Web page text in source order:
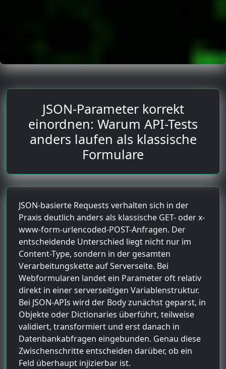
JSON-Parameter korrekt
einordnen: Warum API-Tests
anders laufen als klassische
Formulare
JSON-basierte Requests verhalten sich in der
Praxis deutlich anders als klassische GET- oder x-
www-form-urlencoded-POST-Anfragen. Der
entscheidende Unterschied liegt nicht nur im
Content-Type, sondern in der gesamten
Verarbeitungskette auf Serverseite. Bei
Webformularen landet ein Parameter oft relativ
direkt in einer serverseitigen Variablenstruktur.
Bei JSON-APIs wird der Body zunächst geparst, in
Objekte oder Dictionaries überführt, teilweise
validiert, transformiert und erst danach in
Datenbankabfragen eingebunden. Genau diese
Zwischenschritte entscheiden darüber, ob ein
Feld überhaupt injizierbar ist.